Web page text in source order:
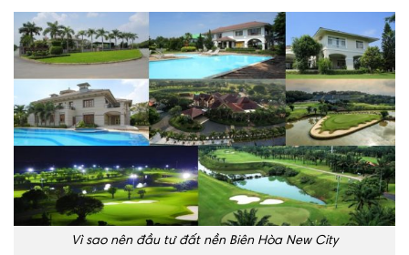
Vì sao nên đầu tư đất nền Biên Hòa New City